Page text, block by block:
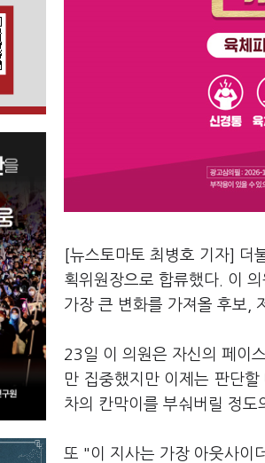
[뉴스토마토 최병호 기자] 더
획위원장으로 합류했다. 이
가장 큰 변화를 가져올 후보,
23일 이 의원은 자신의 페이
만 집중했지만 이제는 판단
차의 칸막이를 부숴버릴 정도
또 "이 지사는 가장 아웃사이